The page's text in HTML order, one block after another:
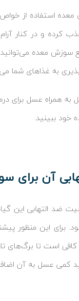
استفاده از
کرده و در کنار
معده می‌توانید
به غذاهای شما
همراه عسل برای
خود ببینید.
آن برای
ضد التهابی این
برای این منظور
است تا برگ‌های
کمی عسل به آن